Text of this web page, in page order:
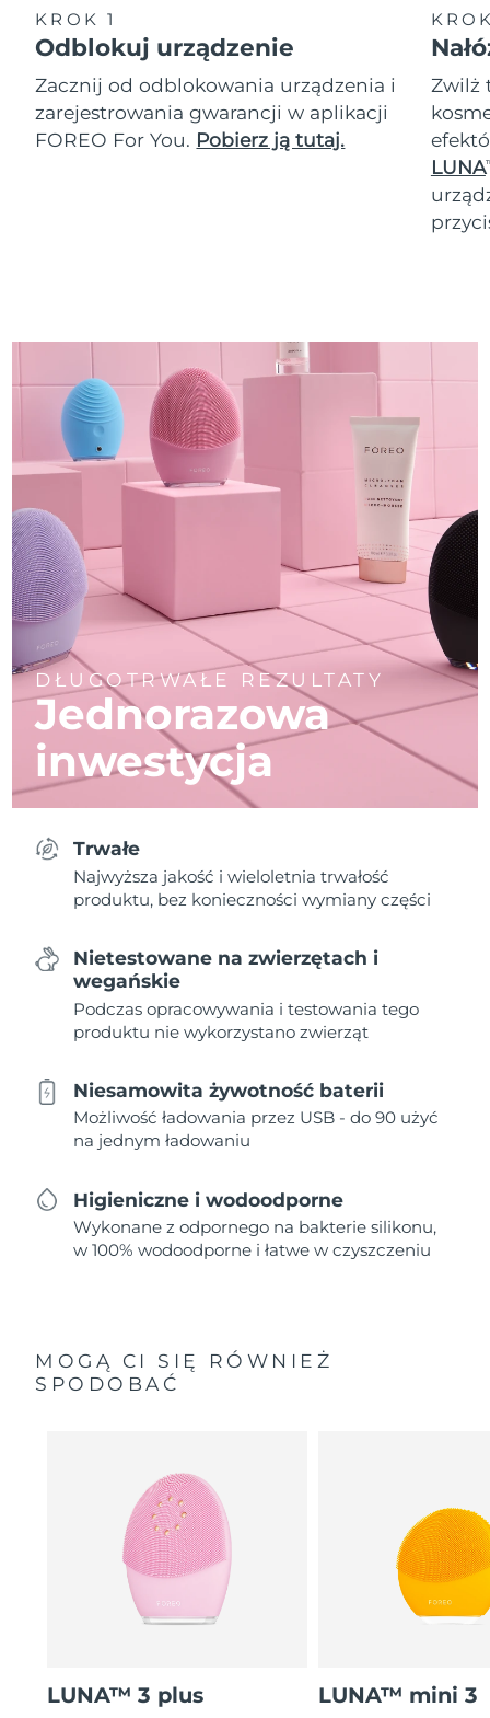
KROK 1
Odblokuj urządzenie
Zacznij od odblokowania urządzenia i
zarejestrowania gwarancji w aplikacji
FOREO For You. Pobierz ją tutaj.
Zwilż
LUNA
DŁUGOTRWAŁE REZULTATY
Jednorazowa
inwestycja
Trwałe
Najwyższa jakość i wieloletnia trwałość
produktu, bez konieczności wymiany części
Nietestowane na zwierzętach i
wegańskie
Podczas opracowywania i testowania tego
produktu nie wykorzystano zwierząt
Niesamowita żywotność baterii
Możliwość ładowania przez USB - do 90 użyć
na jednym ładowaniu
Higieniczne i wodoodporne
Wykonane z odpornego na bakterie silikonu,
w 100% wodoodporne i łatwe w czyszczeniu
MOGĄ CI SIĘ RÓWNIEŻ
SPODOBAĆ
LUNA™ 3 plus LUNA™ mini 3